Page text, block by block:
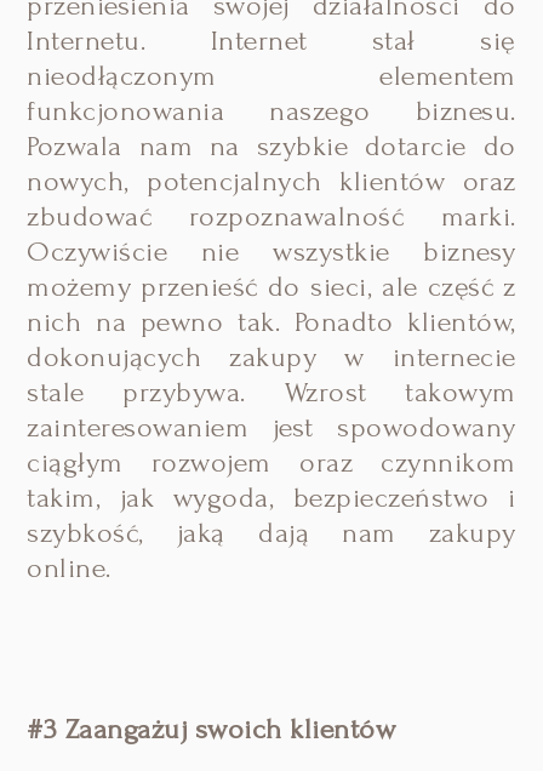
Internetu. Internet stał się
nieodłączonym elementem
funkcjonowania naszego biznesu.
Pozwala nam na szybkie dotarcie do
nowych, potencjalnych klientów oraz
zbudować rozpoznawalność marki.
Oczywiście nie wszystkie biznesy
możemy przenieść do sieci, ale część z
nich na pewno tak. Ponadto klientów,
dokonujących zakupy w internecie
stale przybywa. Wzrost takowym
zainteresowaniem jest spowodowany
ciągłym rozwojem oraz czynnikom
takim, jak wygoda, bezpieczeństwo i
szybkość, jaką dają nam zakupy
online.
#3 Zaangażuj swoich klientów